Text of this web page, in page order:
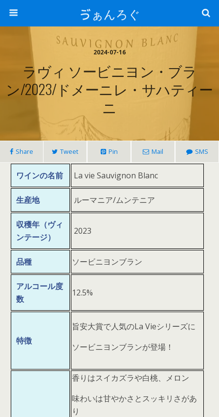
ゔぁんろぐ
2024-07-16
ラヴィ ソービニヨン・ブラ
ン/2023/ドメーニレ・サハティー
ニ
Share Tweet Pin Mail SMS
ワインの名前 La vie Sauvignon Blanc
生産地 ルーマニア/ムンテニア
収穫年（ヴィ
ンテージ）
2023
品種 ソービニヨンブラン
アルコール度
数
12.5%
特徴
旨安大賞で人気のLa Vieシリーズに
ソービニヨンブランが登場！
香りはスイカズラや白桃、メロン
味わいは甘やかさとスッキリさがあ
り